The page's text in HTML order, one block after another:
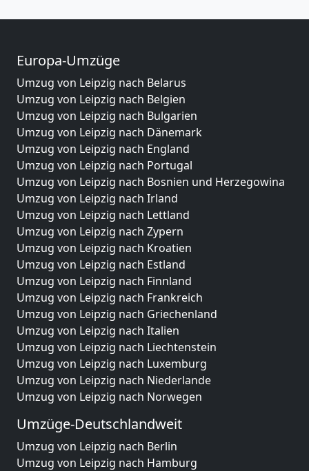
Europa-Umzüge
Umzug von Leipzig nach Belarus
Umzug von Leipzig nach Belgien
Umzug von Leipzig nach Bulgarien
Umzug von Leipzig nach Dänemark
Umzug von Leipzig nach England
Umzug von Leipzig nach Portugal
Umzug von Leipzig nach Bosnien und Herzegowina
Umzug von Leipzig nach Irland
Umzug von Leipzig nach Lettland
Umzug von Leipzig nach Zypern
Umzug von Leipzig nach Kroatien
Umzug von Leipzig nach Estland
Umzug von Leipzig nach Finnland
Umzug von Leipzig nach Frankreich
Umzug von Leipzig nach Griechenland
Umzug von Leipzig nach Italien
Umzug von Leipzig nach Liechtenstein
Umzug von Leipzig nach Luxemburg
Umzug von Leipzig nach Niederlande
Umzug von Leipzig nach Norwegen
Umzüge-Deutschlandweit
Umzug von Leipzig nach Berlin
Umzug von Leipzig nach Hamburg